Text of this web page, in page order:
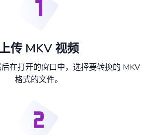
传 MKV 视频
在打开的窗口中，选择要转换的 MKV
格式的文件。